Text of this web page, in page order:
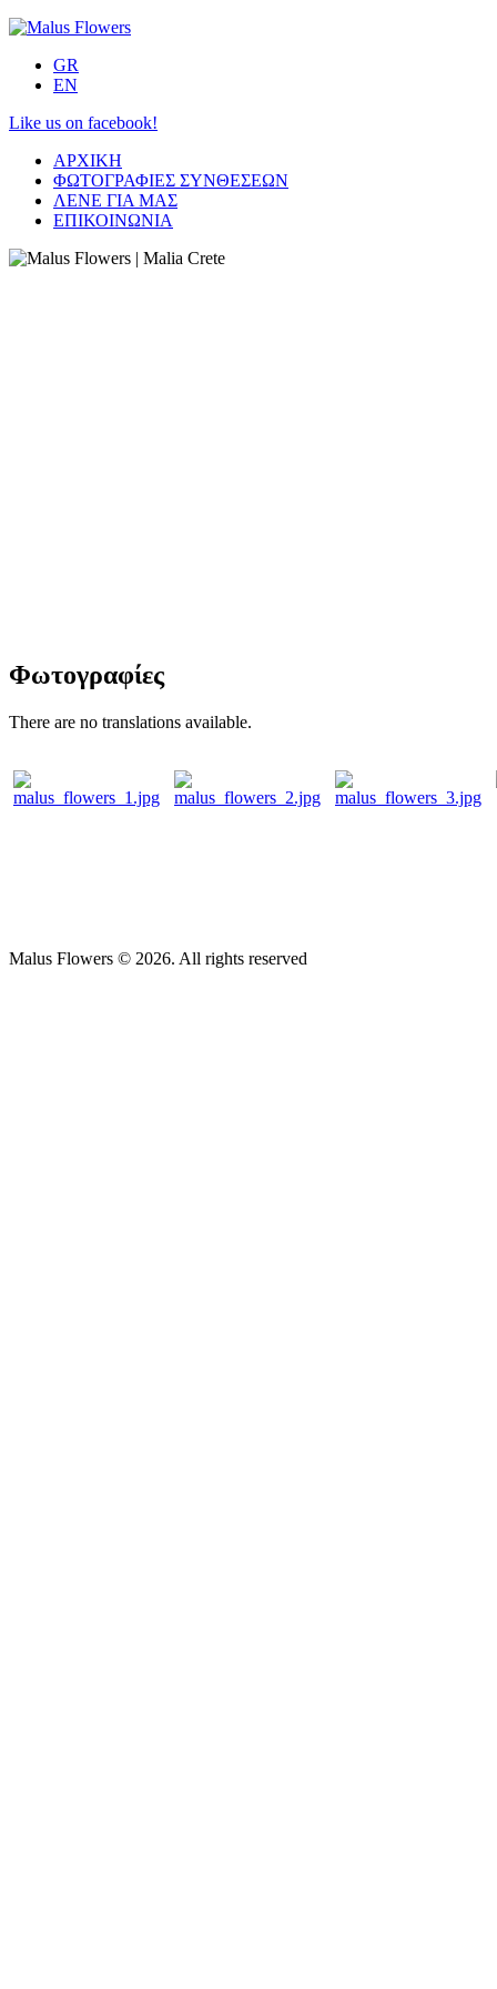
GR
EN
Like us on facebook!
ΑΡΧΙΚΗ
ΦΩΤΟΓΡΑΦΙΕΣ ΣΥΝΘΕΣΕΩΝ
ΛΕΝΕ ΓΙΑ ΜΑΣ
ΕΠΙΚΟΙΝΩΝΙΑ
Φωτογραφίες
There are no translations available.
Malus Flowers © 2026. All rights reserved